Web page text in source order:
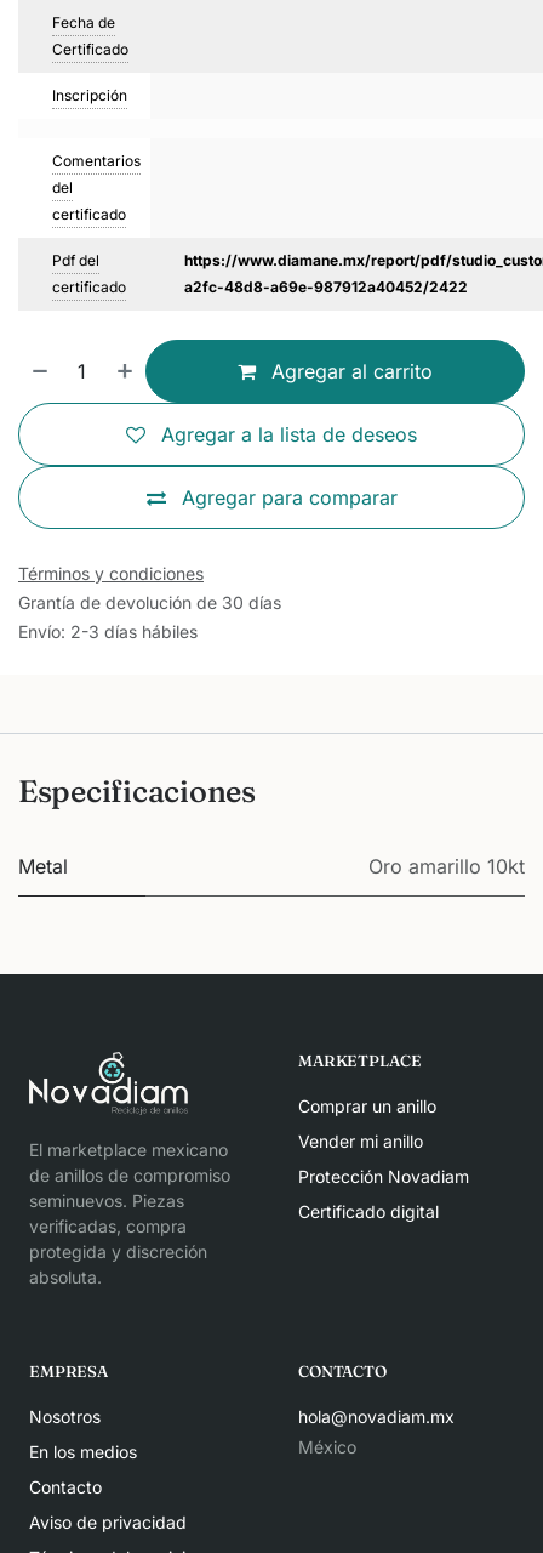
Fecha de
Certificado
Inscripción
Comentarios
del
certificado
Pdf del
certificado
https://www.diamane.mx/report/pdf/
a2fc-48d8-a69e-987912a40452/2422
Agregar al carrito
Agregar para comparar
Agregar a la lista de deseos
Términos y condiciones
Grantía de devolución de 30 días
Envío: 2-3 días hábiles
Especificaciones
Metal Oro amarillo 10kt
El marketplace mexicano
de anillos de compromiso
seminuevos. Piezas
verificadas, compra
protegida y discreción
absoluta.
MARKETPLACE
Comprar un anillo
Vender mi anillo
Protección Novadiam
Certificado digital
EMPRESA
Nosotros
En los medios
Contacto
Aviso de privacidad
CONTACTO
hola@novadiam.mx
México